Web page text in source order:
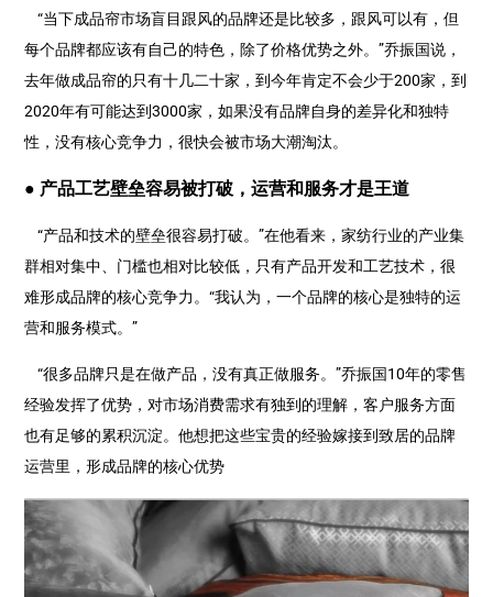
“当下成品帘市场盲目跟风的品牌还是比较多，跟风可以有，但
每个品牌都应该有自己的特色，除了价格优势之外。”乔振国说，
去年做成品帘的只有十几二十家，到今年肯定不会少于200家，到
2020年有可能达到3000家，如果没有品牌自身的差异化和独特
性，没有核心竞争力，很快会被市场大潮淘汰。
● 产品工艺壁垒容易被打破，运营和服务才是王道
“产品和技术的壁垒很容易打破。”在他看来，家纺行业的产业集
群相对集中、门槛也相对比较低，只有产品开发和工艺技术，很
难形成品牌的核心竞争力。“我认为，一个品牌的核心是独特的运
营和服务模式。”
“很多品牌只是在做产品，没有真正做服务。”乔振国10年的零售
经验发挥了优势，对市场消费需求有独到的理解，客户服务方面
也有足够的累积沉淀。他想把这些宝贵的经验嫁接到致居的品牌
运营里，形成品牌的核心优势